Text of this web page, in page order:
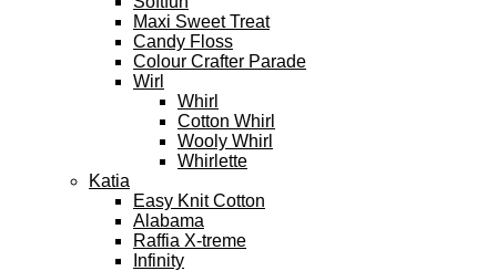
Maxi Sweet Treat
Candy Floss
Colour Crafter Parade
Wirl
Whirl
Cotton Whirl
Wooly Whirl
Whirlette
Katia
Easy Knit Cotton
Alabama
Raffia X-treme
Infinity